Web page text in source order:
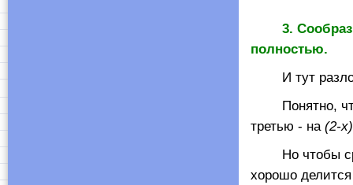
3.
полностью.
И тут
Понятно, что
третью - на (2-x
Но чтобы
хорошо